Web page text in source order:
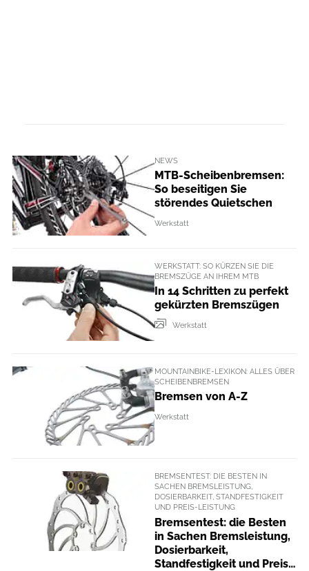
NEWS
MTB-Scheibenbremsen:
So beseitigen Sie
störendes Quietschen
Werkstatt
WERKSTATT: SO KÜRZEN SIE DIE
BREMSZÜGE AN IHREM MTB
In 14 Schritten zu perfekt
gekürzten Bremszügen
Werkstatt
MOUNTAINBIKE-LEXIKON: ALLES ÜBER
SCHEIBENBREMSEN
Bremsen von A-Z
Werkstatt
BREMSENTEST: DIE BESTEN IN
SACHEN BREMSLEISTUNG,
DOSIERBARKEIT, STANDFESTIGKEIT
UND PREIS-LEISTUNG
Bremsentest: die Besten
in Sachen Bremsleistung,
Dosierbarkeit,
Standfestigkeit und Preis-